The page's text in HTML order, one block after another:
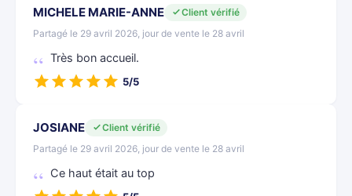
MICHELE MARIE-ANNE
Client vérifié
Partagé le 29 avril 2026, jour de vente le 28 avril
Très bon accueil.
5/5
JOSIANE
Client vérifié
Partagé le 29 avril 2026, jour de vente le 28 avril
Ce haut était au top